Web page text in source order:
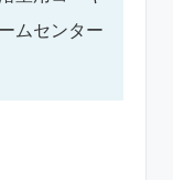
ムセンター